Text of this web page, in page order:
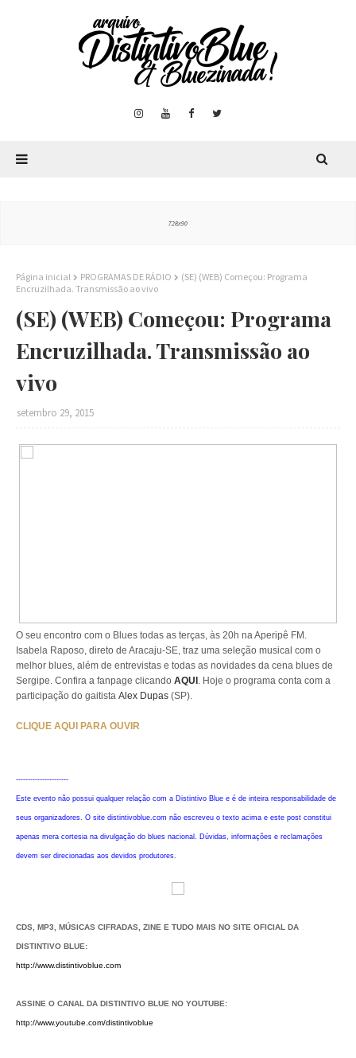
Página inicial PROGRAMAS DE RÁDIO
(SE) (WEB) Começou: Programa
Encruzilhada. Transmissão ao vivo
(SE) (WEB) Começou: Programa
Encruzilhada. Transmissão ao
vivo
setembro 29, 2015
O seu encontro com o Blues todas as terças, às 20h na Aperipê FM.
Isabela Raposo, direto de Aracaju-SE, traz uma seleção musical com o
melhor blues, além de entrevistas e todas as novidades da cena blues de
Sergipe. Confira a fanpage clicando AQUI . Hoje o programa conta com a
participação do gaitista Alex Dupas (SP).
CLIQUE AQUI PARA OUVIR
----------------------
Este evento não possui qualquer relação com a Distintivo Blue e é de inteira responsabilidade de
seus organizadores. O site distintivoblue.com não escreveu o texto acima e este post constitui
apenas mera cortesia na divulgação do blues nacional. Dúvidas, informações e reclamações
devem ser direcionadas aos devidos produtores.
CDS, MP3, MÚSICAS CIFRADAS, ZINE E TUDO MAIS NO SITE OFICIAL DA
DISTINTIVO BLUE:
http://www.distintivoblue.com
ASSINE O CANAL DA DISTINTIVO BLUE NO YOUTUBE:
http://www.youtube.com/distintivoblue